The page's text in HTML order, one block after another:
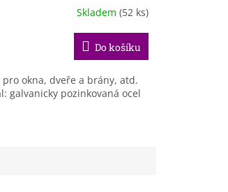
Skladem (52 ks)
Do košíku
pro okna, dveře a brány, atd.
galvanicky pozinkovaná ocel